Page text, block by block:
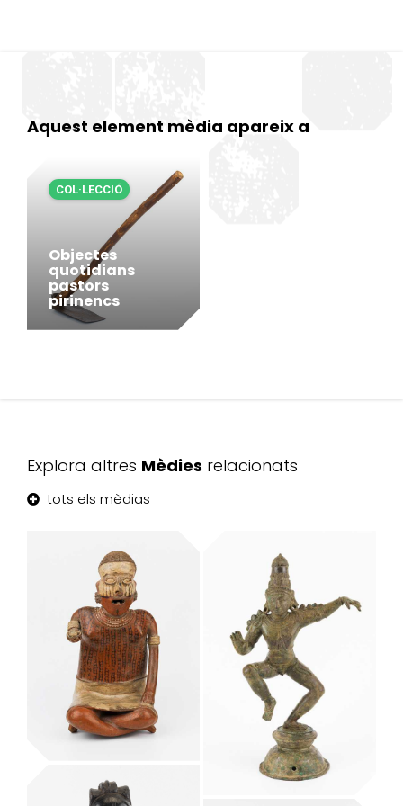
Aquest element mèdia apareix a
Objectes
quotidians
pastors
pirinencs
COL·LECCIÓ
Explora altres Mèdies relacionats
tots els mèdias